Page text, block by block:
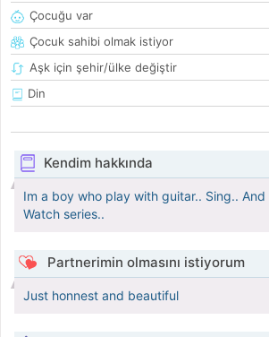
Çocuğu var
Çocuk sahibi olmak istiyor
Aşk için şehir/ülke değiştir
Din
Kendim hakkında
Im a boy who play with guitar.. Sing..
Watch series..
Partnerimin olmasını istiyorum
Just honnest and beautiful